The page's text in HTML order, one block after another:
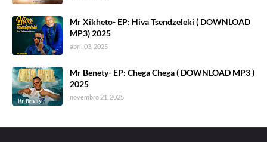
Mr Xikheto- EP: Hiva Tsendzeleki ( DOWNLOAD
MP3) 2025
abril 03, 2025
Mr Benety- EP: Chega Chega ( DOWNLOAD MP3 )
2025
novembro 21, 2025